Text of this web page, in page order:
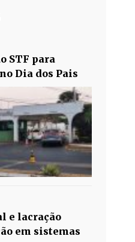
STF para
Dia dos Pais
e lacração
em sistemas